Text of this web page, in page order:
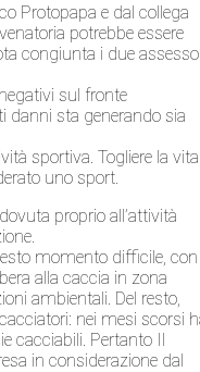
Protopapa e dal collega
potrebbe essere
congiunta i due
sul fronte
danni sta generando sia
sportiva. Togliere la vita
uno sport.
proprio all’attività
momento difficile, con
alla caccia in zona
ambientali. Del resto,
nei mesi scorsi
cacciabili. Pertanto Il
in considerazione dal